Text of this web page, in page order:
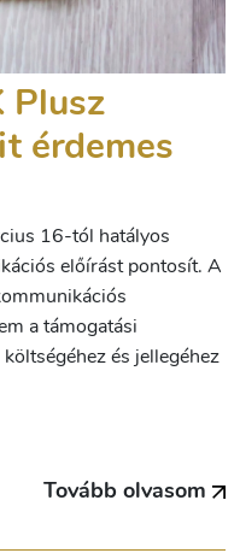
Plusz
érdemes
16-tól hatályos
előírást pontosít. A
a támogatási
és jellegéhez
Tovább olvasom